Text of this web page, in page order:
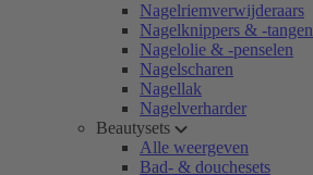
Nagelriemverwijderaars
Nagelknippers & -tangen
Nagelolie & -penselen
Nagelscharen
Nagellak
Nagelverharder
Beautysets
Alle weergeven
Bad- & douchesets